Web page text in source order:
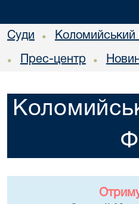
Суди • Коломийський
• Прес-центр •